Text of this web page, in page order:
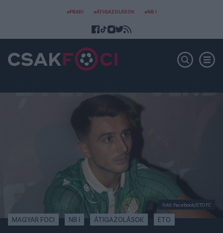
#FRADI #ÁTIGAZOLÁSOK #NB I
fotó: Facebook/ETO FC
MAGYAR FOCI NB I ÁTIGAZOLÁSOK ETO